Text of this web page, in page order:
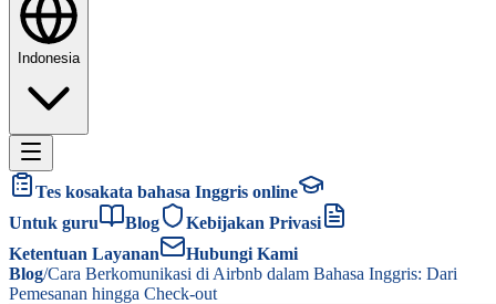
Indonesia
Tes kosakata bahasa Inggris online
Untuk guru
Blog
Kebijakan Privasi
Ketentuan Layanan
Hubungi Kami
Blog/Cara Berkomunikasi di Airbnb dalam Bahasa Inggris: Dari
Pemesanan hingga Check-out